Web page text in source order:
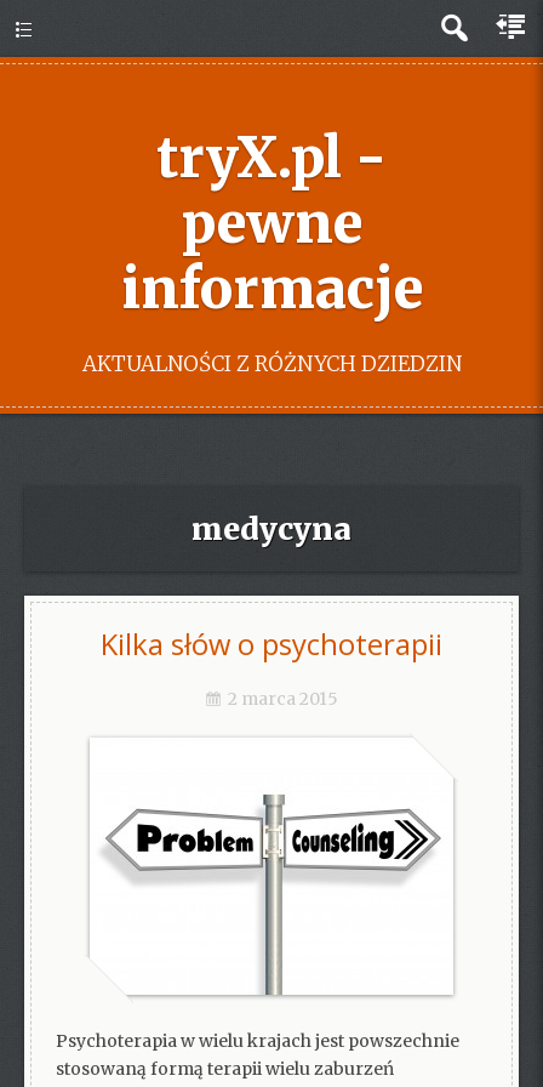
tryX.pl -
pewne
informacje
AKTUALNOŚCI Z RÓŻNYCH DZIEDZIN
medycyna
Kilka słów o psychoterapii
2 marca 2015
Psychoterapia w wielu krajach jest powszechnie
stosowaną formą terapii wielu zaburzeń